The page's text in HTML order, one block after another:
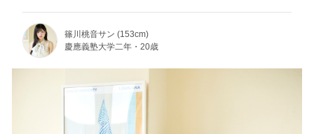
篠川桃音サン (153cm)
慶應義塾大学二年・20歳